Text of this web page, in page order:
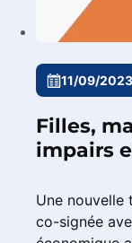
11/09/2023
Filles,
impairs
Une nouvelle
co-signée